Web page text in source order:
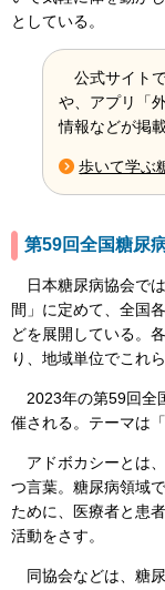
としている。
公式サイト
や、アプリ「
情報などが掲
歩いて学ぶ
第59回全国糖尿
日本糖尿病協会で
間」に定めて、全国
どを展開している。
り、地域単位でこれ
2023年の第59回全
催される。テーマは
アドボカシーとは
つ言葉。糖尿病領域
ために、医療者と患
活動をさす。
同協会などは、糖